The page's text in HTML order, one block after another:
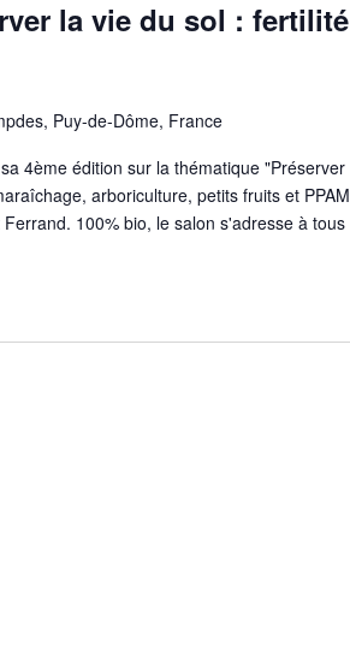
la vie du sol : fertilité
Puy-de-Dôme, France
4ème édition sur la thématique "Préserver
arboriculture, petits fruits et PPAM
100% bio, le salon s'adresse à tous